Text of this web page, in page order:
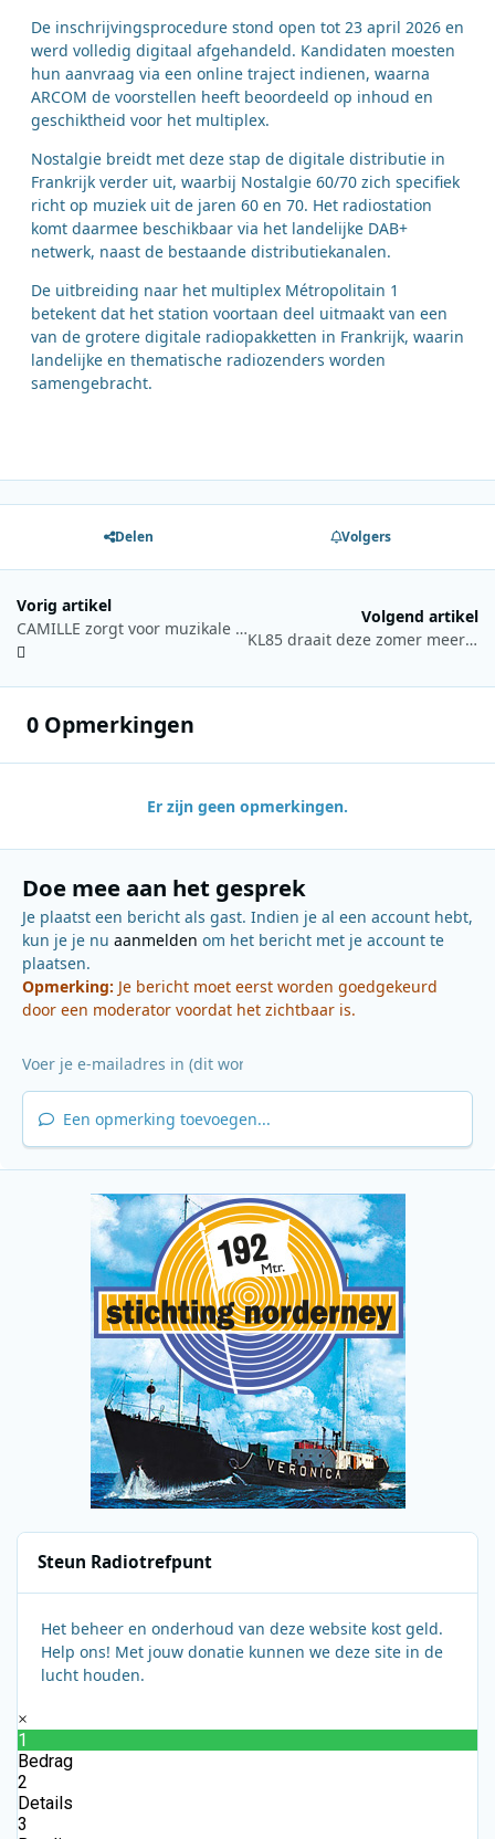
De inschrijvingsprocedure stond open tot 23 april 2026 en
werd volledig digitaal afgehandeld. Kandidaten moesten
hun aanvraag via een online traject indienen, waarna
ARCOM de voorstellen heeft beoordeeld op inhoud en
geschiktheid voor het multiplex.
Nostalgie breidt met deze stap de digitale distributie in
Frankrijk verder uit, waarbij Nostalgie 60/70 zich specifiek
richt op muziek uit de jaren 60 en 70. Het radiostation
komt daarmee beschikbaar via het landelijke DAB+
netwerk, naast de bestaande distributiekanalen.
De uitbreiding naar het multiplex Métropolitain 1
betekent dat het station voortaan deel uitmaakt van een
van de grotere digitale radiopakketten in Frankrijk, waarin
landelijke en thematische radiozenders worden
samengebracht.
Delen Volgers
Vorig artikel
CAMILLE zorgt voor muzikale aftrap van Q-Beach House in Oostende
Volgend artikel
KL85 draait deze zomer meer dan 55 uur zeezenderprogramma’s per week
0 Opmerkingen
Er zijn geen opmerkingen.
Doe mee aan het gesprek
Je plaatst een bericht als gast. Indien je al een account hebt,
kun je je nu aanmelden om het bericht met je account te
plaatsen.
Opmerking: Je bericht moet eerst worden goedgekeurd
door een moderator voordat het zichtbaar is.
Een opmerking toevoegen...
Steun Radiotrefpunt
Het beheer en onderhoud van deze website kost geld.
Help ons! Met jouw donatie kunnen we deze site in de
lucht houden.